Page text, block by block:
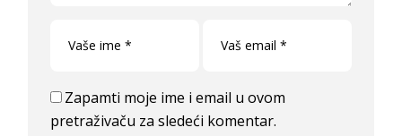
Zapamti moje ime i email u ovom
pretraživaču za sledeći komentar.